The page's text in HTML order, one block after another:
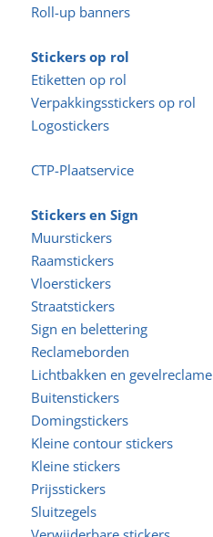
Roll-up banners
Stickers op rol
Etiketten op rol
Verpakkingsstickers op rol
Logostickers
CTP-Plaatservice
Stickers en Sign
Muurstickers
Raamstickers
Vloerstickers
Straatstickers
Sign en belettering
Reclameborden
Lichtbakken en gevelreclame
Buitenstickers
Domingstickers
Kleine contour stickers
Kleine stickers
Prijsstickers
Sluitzegels